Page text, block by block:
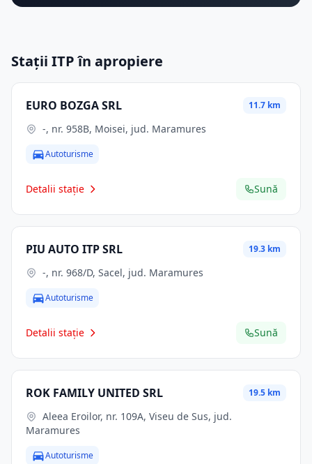
Stații ITP în apropiere
EURO BOZGA SRL 11.7 km
-, nr. 958B, Moisei, jud. Maramures
Autoturisme
Detalii stație Sună
PIU AUTO ITP SRL 19.3 km
-, nr. 968/D, Sacel, jud. Maramures
Autoturisme
Detalii stație Sună
ROK FAMILY UNITED SRL 19.5 km
Maramures
Autoturisme